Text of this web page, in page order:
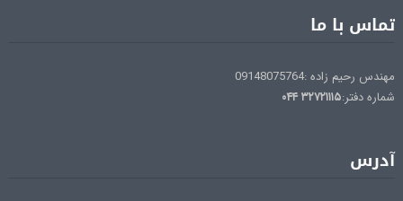
تماس با ما
مهندس رحیم زاده :09148075764
شماره دفتر:۳۲۷۲۱۱۱۵۰۴۴
آدرس